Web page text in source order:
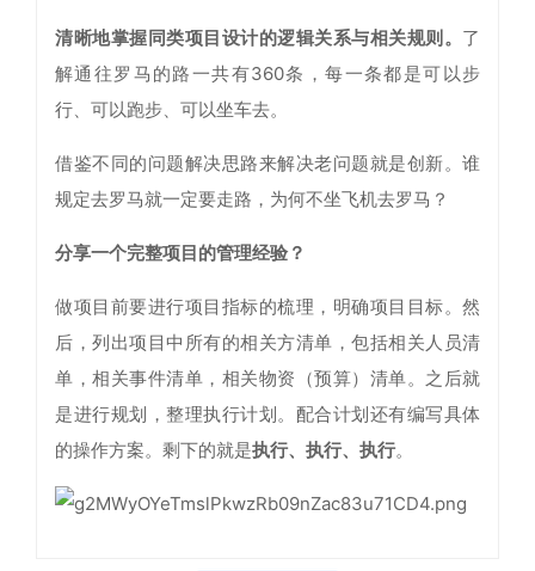
清晰地掌握同类项目设计的逻辑关系与相关规则。 了
解通往罗马的路一共有360条，每一条都是可以步
行、可以跑步、可以坐车去。
借鉴不同的问题解决思路来解决老问题就是创新。谁
规定去罗马就一定要走路，为何不坐飞机去罗马？
分享一个完整项目的管理经验？
做项目前要进行项目指标的梳理，明确项目目标。然
后，列出项目中所有的相关方清单，包括相关人员清
单，相关事件清单，相关物资（预算）清单。之后就
是进行规划，整理执行计划。配合计划还有编写具体
的操作方案。剩下的就是执行、执行、执行。